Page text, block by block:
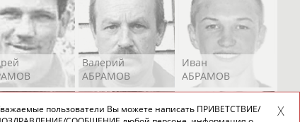
Валерий
АБРАМОВ
Иван
АБРАМОВ
пользователи Вы можете написать ПРИВЕТСТВИЕ/